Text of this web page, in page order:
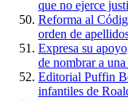
que no ejerce
Reforma al
orden de
Expresa su
de nombrar a
Editorial Puffin
infantiles de